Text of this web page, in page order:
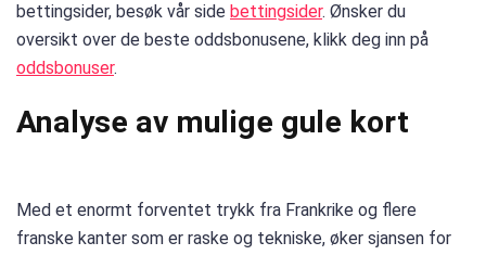
bettingsider, besøk vår side bettingsider. Ønsker du
oversikt over de beste oddsbonusene, klikk deg inn på
oddsbonuser.
Analyse av mulige gule kort
Med et enormt forventet trykk fra Frankrike og flere
franske kanter som er raske og tekniske, øker sjansen for